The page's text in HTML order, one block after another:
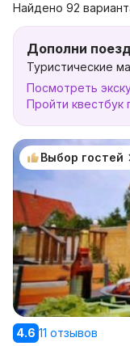
Найдено 92
Дополни
Туристические
Посмотреть
Пройти квестбук
Выбор гостей
4.6 11 отзывов